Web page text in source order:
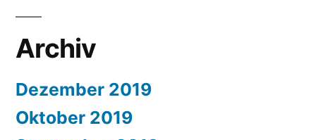
Archiv
Dezember 2019
Oktober 2019